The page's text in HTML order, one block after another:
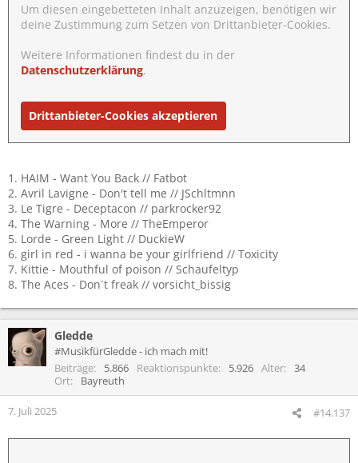
Um diesen eingebetteten Inhalt anzuzeigen, benötigen wir
deine Zustimmung zum Setzen von Drittanbieter-Cookies.
Weitere Informationen findest du in der
Datenschutzerklärung.
Drittanbieter-Cookies akzeptieren
1. HAIM - Want You Back // Fatbot
2. Avril Lavigne - Don't tell me // JSchltmnn
3. Le Tigre - Deceptacon // parkrocker92
4. The Warning - More // TheEmperor
5. Lorde - Green Light // DuckieW
6. girl in red - i wanna be your girlfriend // Toxicity
7. Kittie - Mouthful of poison // Schaufeltyp
8. The Aces - Don´t freak // vorsicht_bissig
Gledde
#MusikfürGledde - ich mach mit!
Beiträge
5.866 Reaktionspunkte 5.926 Alter
34
Ort
Bayreuth
7. Juli 2025 #14.137